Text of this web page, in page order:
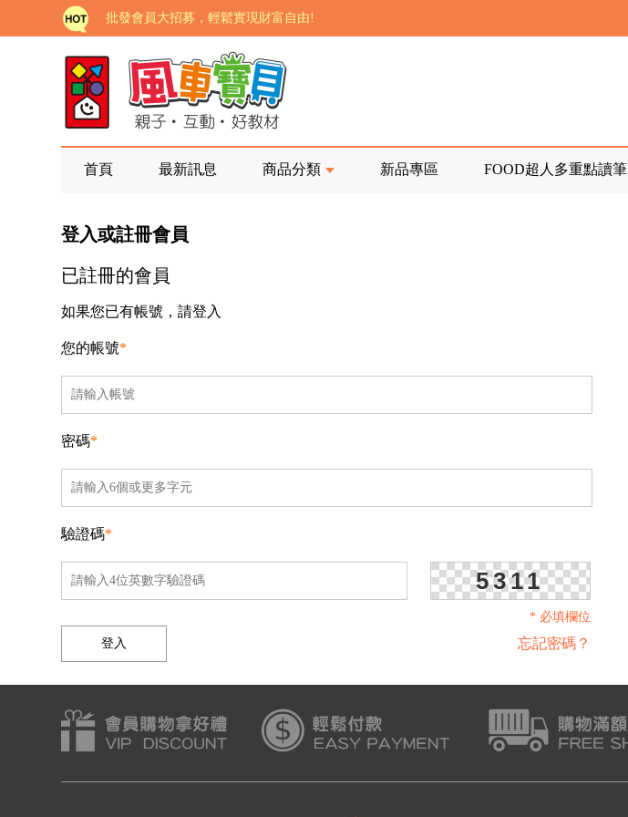
批發會員大招募，輕鬆實現財富自由!
如需更改或重開發票 需在訂單成立三天內通知客服 寄回發票需附上回郵郵票
老師您好!!幼教會員火熱招募中~
海外購物免煩惱！點我查看『海外購物流程說明』
家長樂了!「風車書版集團暨FOOD超人企業總部」目前正興建中!
如需更改或重開發票 需在訂單成立三天內通知客服 寄回發票需附上回郵郵票
老師您好!!幼教會員火熱招募中~
海外購物免煩惱！點我查看『海外購物流程說明』
首頁 最新訊息 商品分類 新品專區 FOOD超人多重點讀筆
登入或註冊會員
已註冊的會員
如果您已有帳號，請登入
您的帳號*
密碼*
驗證碼*
5311
* 必填欄位
忘記密碼？